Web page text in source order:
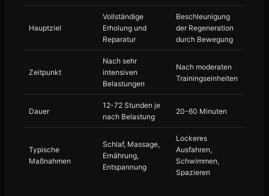
Hauptziel
Vollständige
Erholung und
Reparatur
Beschleunigung
der Regeneration
durch Bewegung
Zeitpunkt
Nach sehr
intensiven
Belastungen
Nach moderaten
Trainingseinheiten
Dauer
12-72 Stunden je
nach Belastung
20-60 Minuten
Typische
Maßnahmen
Schlaf, Massage,
Ernährung,
Entspannung
Lockeres
Ausfahren,
Schwimmen,
Spazieren